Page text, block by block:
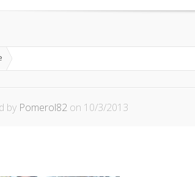
by Pomerol82 on 10/3/2013